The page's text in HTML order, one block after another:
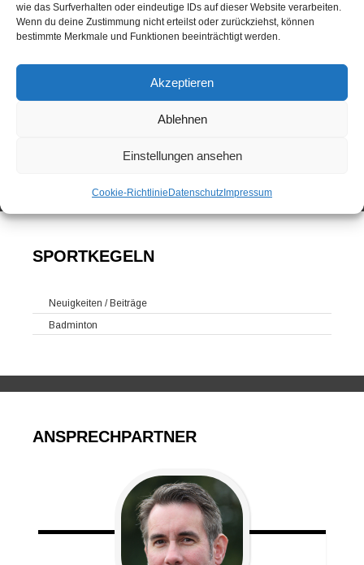
wie das Surfverhalten oder eindeutige IDs auf dieser Website verarbeiten.
Wenn du deine Zustimmung nicht erteilst oder zurückziehst, können
bestimmte Merkmale und Funktionen beeinträchtigt werden.
Akzeptieren
Ablehnen
Einstellungen ansehen
Cookie-Richtlinie Datenschutz Impressum
Sportkegeln
Kegelsportanlage Wittlerdamm
SPORTKEGELN
Neuigkeiten / Beiträge
Badminton
ANSPRECHPARTNER